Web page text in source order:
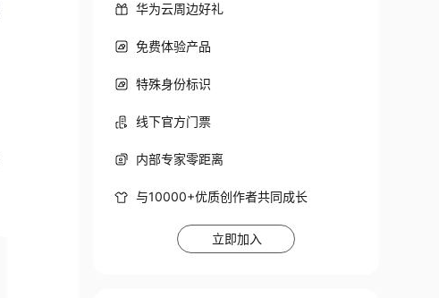
华为云周边好礼
免费体验产品
特殊身份标识
线下官方门票
内部专家零距离
与10000+优质创作者共同成长
立即加入